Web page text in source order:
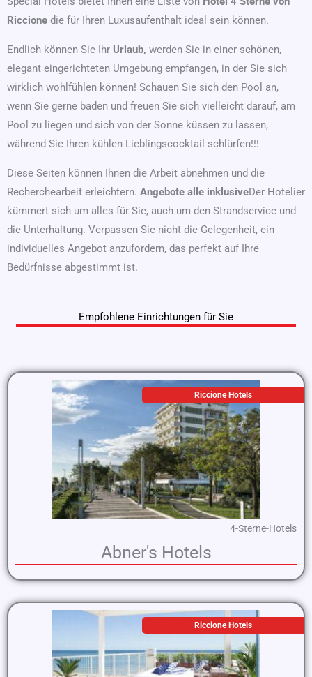
Riccione die für Ihren Luxusaufenthalt ideal sein können.
Endlich können Sie Ihr Urlaub, werden Sie in einer schönen,
elegant eingerichteten Umgebung empfangen, in der Sie sich
wirklich wohlfühlen können! Schauen Sie sich den Pool an,
wenn Sie gerne baden und freuen Sie sich vielleicht darauf, am
Pool zu liegen und sich von der Sonne küssen zu lassen,
während Sie Ihren kühlen Lieblingscocktail schlürfen!!!
Diese Seiten können Ihnen die Arbeit abnehmen und die
Recherchearbeit erleichtern. Angebote alle inklusiveDer Hotelier
kümmert sich um alles für Sie, auch um den Strandservice und
die Unterhaltung. Verpassen Sie nicht die Gelegenheit, ein
individuelles Angebot anzufordern, das perfekt auf Ihre
Bedürfnisse abgestimmt ist.
Empfohlene Einrichtungen für Sie
Riccione Hotels
4-Sterne-Hotels
Abner's Hotels
Riccione Hotels